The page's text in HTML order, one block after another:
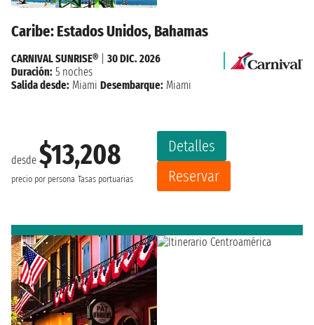
Caribe: Estados Unidos, Bahamas
desde $13,208
precio por persona Tasas portuarias
Detalles
Reservar
CARNIVAL SUNRISE®
30 DIC. 2026
Duración: 5 noches
Salida desde: Miami Desembarque: Miami